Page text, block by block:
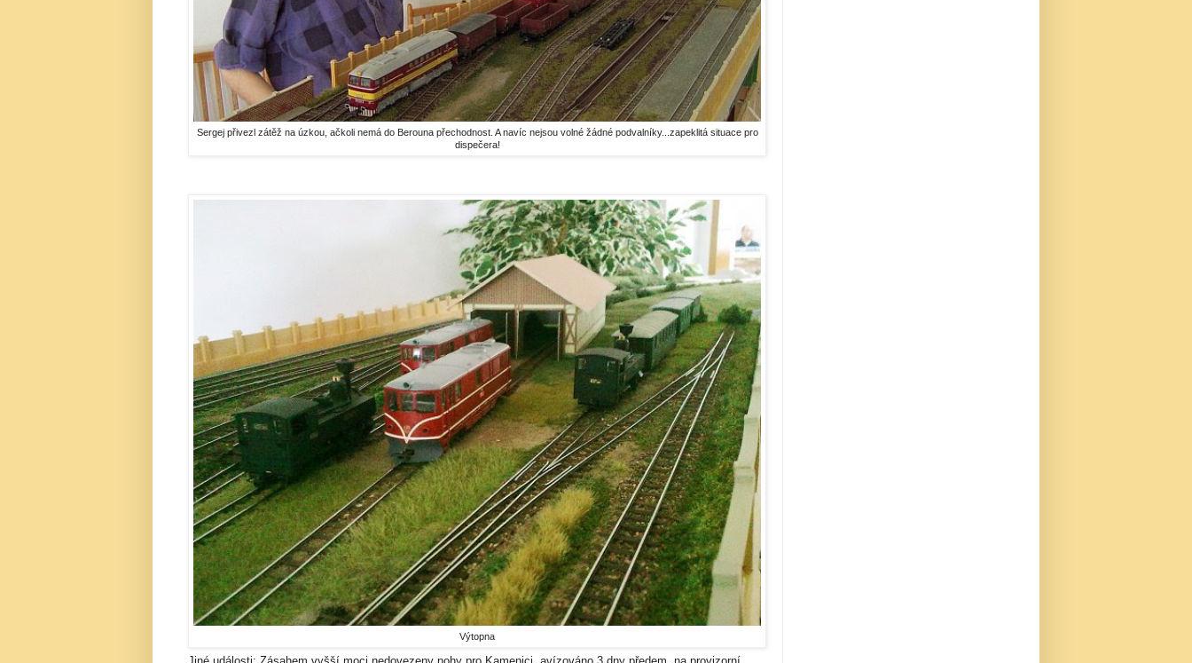
Sergej přivezl zátěž na úzkou, ačkoli nemá do Berouna přechodnost. A navíc nejsou volné žádné podvalníky...zapeklitá situace pro
dispečera!
Výtopna